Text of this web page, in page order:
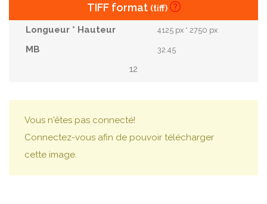
TIFF format (tiff)
4125 px * 2750 px
32.45
12
Vous n'êtes pas connecté!
Connectez-vous afin de pouvoir télécharger
cette image.